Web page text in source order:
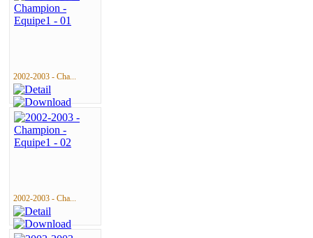
2002-2003 - Cha...
2002-2003 - Cha...